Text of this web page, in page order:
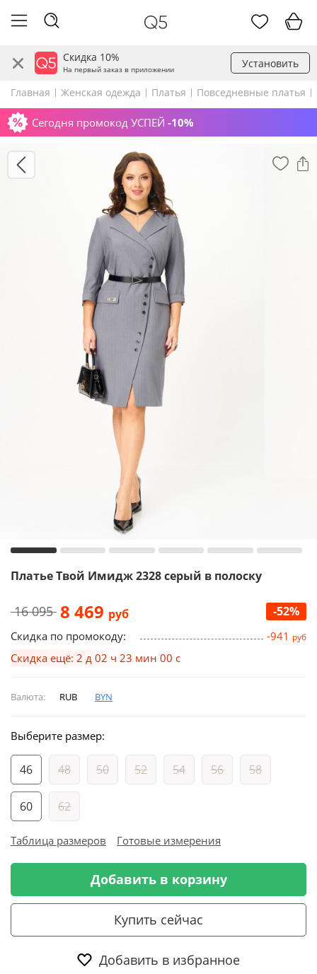
Скидка 10%
На первый заказ в приложении Установить
Главная Женская одежда Платья Повседневные платья
Сегодня промокод УСПЕЙ -10%
Платье Твой Имидж 2328 серый в полоску
16 095 8 469 руб -52%
Скидка по промокоду: -941 руб
Скидка ещё: 2 д 02 ч 22 мин 59 с
Валюта: RUB BYN
Выберите размер:
46 48 50 52 54 56 58
60 62
Таблица размеров Готовые измерения
Добавить в корзину
Купить сейчас
Добавить в избранное